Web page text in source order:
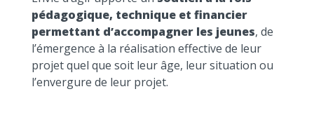
pédagogique, technique et financier
permettant d’accompagner les jeunes, de
l’émergence à la réalisation effective de leur
projet quel que soit leur âge, leur situation ou
l’envergure de leur projet.